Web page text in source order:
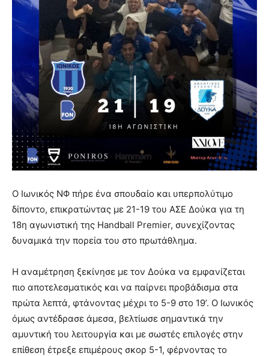
Ο Ιωνικός ΝΦ πήρε ένα σπουδαίο και υπερπολύτιμο
δίποντο, επικρατώντας με 21-19 του ΑΣΕ Δούκα για τη
18η αγωνιστική της Handball Premier, συνεχίζοντας
δυναμικά την πορεία του στο πρωτάθλημα.
Η αναμέτρηση ξεκίνησε με τον Δούκα να εμφανίζεται
πιο αποτελεσματικός και να παίρνει προβάδισμα στα
πρώτα λεπτά, φτάνοντας μέχρι το 5-9 στο 19’. Ο Ιωνικός
όμως αντέδρασε άμεσα, βελτίωσε σημαντικά την
αμυντική του λειτουργία και με σωστές επιλογές στην
επίθεση έτρεξε επιμέρους σκορ 5-1, φέρνοντας το